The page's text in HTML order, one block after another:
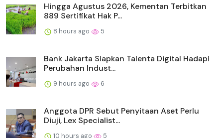
Hingga Agustus 2026, Kementan Terbitkan
889 Sertifikat Hak P...
8 hours ago 5
Bank Jakarta Siapkan Talenta Digital Hadapi
Perubahan Indust...
9 hours ago 6
Anggota DPR Sebut Penyitaan Aset Perlu
Diuji, Lex Specialist...
10 hours ago 5